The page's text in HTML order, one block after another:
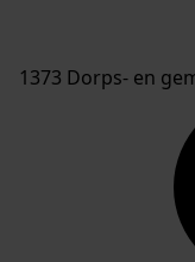
1373 Dorps- en